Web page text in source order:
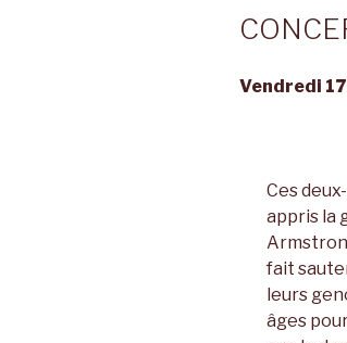
Vendredi
Ces
appris la
fait
leurs
âges